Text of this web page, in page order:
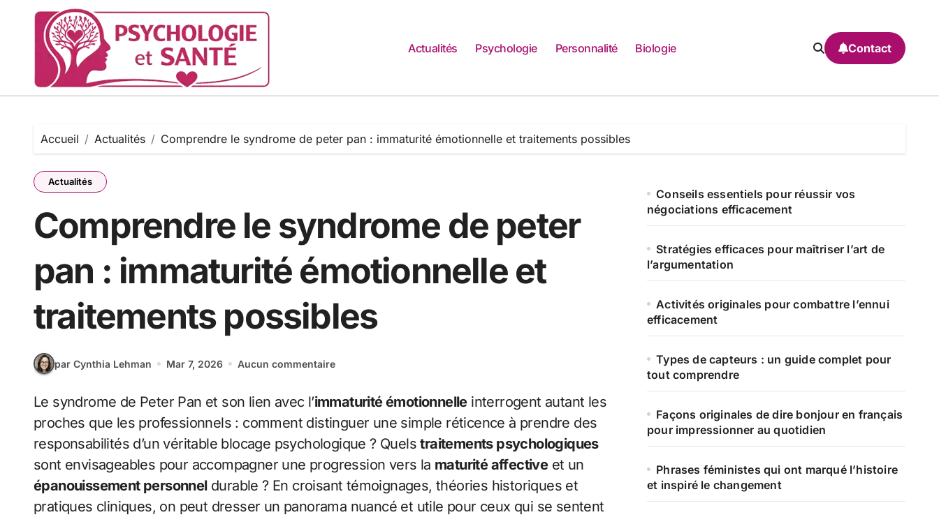
Actualités Psychologie Personnalité Biologie Contact
Accueil Actualités Comprendre le syndrome de peter pan : immaturité émotionnelle et traitements possibles
Actualités
Comprendre le syndrome de peter
pan : immaturité émotionnelle et
traitements possibles
par Cynthia Lehman Mar 7, 2026 Aucun commentaire
Le syndrome de Peter Pan et son lien avec l’immaturité émotionnelleinterrogent autant les
proches que les professionnels : comment distinguer une simple réticence à prendre des
responsabilités d’un véritable blocage psychologique ? Quelstraitements psychologiques
sont envisageables pour accompagner une progression vers la maturité affectiveet un
épanouissement personneldurable ? En croisant témoignages, théories historiques et
pratiques cliniques, on peut dresser un panorama nuancé et utile pour ceux qui se sentent
Conseils essentiels pour réussir vos
négociations efficacement
Stratégies efficaces pour maîtriser l’art de
l’argumentation
Activités originales pour combattre l’ennui
efficacement
Types de capteurs : un guide complet pour
tout comprendre
Façons originales de dire bonjour en français
pour impressionner au quotidien
Phrases féministes qui ont marqué l’histoire
et inspiré le changement